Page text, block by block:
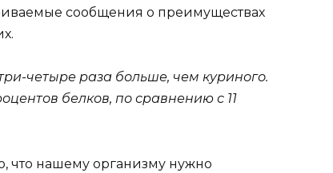
сообщения о преимуществах
четыре раза больше, чем куриного.
белков, по сравнению с 11
что нашему организму нужно